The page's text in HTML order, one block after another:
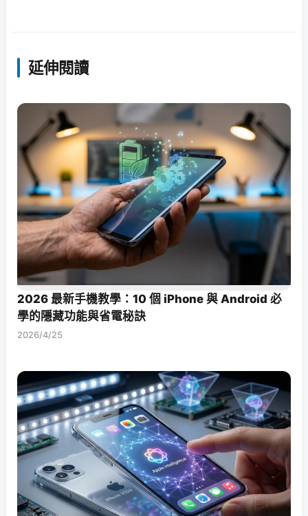
延伸閱讀
2026 最新手機教學：10 個 iPhone 與 Android 必
學的隱藏功能與省電秘訣
2026/4/25